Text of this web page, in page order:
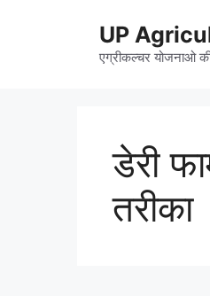
UP
एग्रीकल्चर योजनाओ
डेरी
तरीका